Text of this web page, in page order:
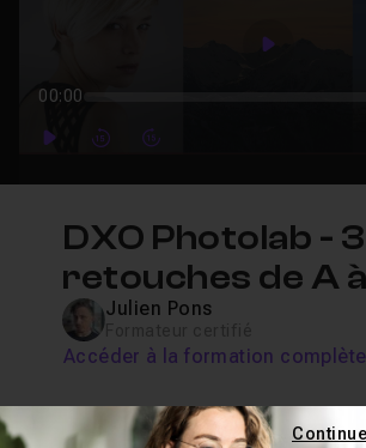
Play
00:00
PlayForwardForward
DXO Photolab - 3
retouches de A
Julien Pons
Accéder à la formation complète